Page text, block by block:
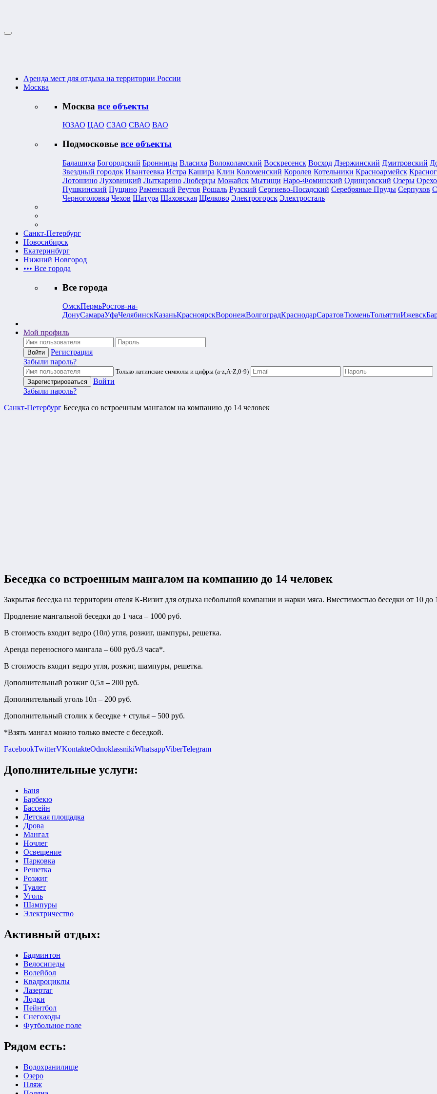
Аренда мест для отдыха на территории России
Москва
Москва все объекты
ЮЗАО ЦАО СЗАО СВАО ВАО
Подмосковье все объекты
Балашиха Богородский Бронницы Власиха Волоколамский Воскресенск Восход Дзержинский Дмитровский
Звездный городок Ивантеевка Истра Кашира Клин Коломенский Королев Котельники Красноармейск
Лотошино Луховицкий Лыткарино Люберцы Можайск Мытищи Наро-Фоминский Одинцовский Озеры
Пушкинский Пущино Раменский Реутов Рошаль Рузский Сергиево-Посадский Серебряные Пруды Серпухов
Черноголовка Чехов Шатура Шаховская Щелково Электрогорск Электросталь
Санкт-Петербург
Новосибирск
Екатеринбург
Нижний Новгород
••• Все города
Все города
ОмскПермьРостов-на-
ДонуСамараУфаЧелябинскКазаньКрасноярскВоронежВолгоградКраснодарСаратовТюменьТольяттиИжевск
Мой профиль
Регистрация
Забыли пароль?
Только латинские символы и цифры (a-z,A-Z,0-9)
Войти
Забыли пароль?
Санкт-Петербург Беседка со встроенным мангалом на компанию до 14 человек
Беседка со встроенным мангалом на компанию до 14 человек
Закрытая беседка на территории отеля К-Визит для отдыха небольшой компании и жарки мяса. Вместимостью беседки от 10 до
Продление мангальной беседки до 1 часа – 1000 руб.
В стоимость входит ведро (10л) угля, розжиг, шампуры, решетка.
Аренда переносного мангала – 600 руб./3 часа*.
В стоимость входит ведро угля, розжиг, шампуры, решетка.
Дополнительный розжиг 0,5л – 200 руб.
Дополнительный уголь 10л – 200 руб.
Дополнительный столик к беседке + стулья – 500 руб.
*Взять мангал можно только вместе с беседкой.
FacebookTwitterVKontakteOdnoklassnikiWhatsappViberTelegram
Дополнительные услуги:
Баня
Барбекю
Бассейн
Детская площадка
Дрова
Мангал
Ночлег
Освещение
Парковка
Решетка
Розжиг
Туалет
Уголь
Шампуры
Электричество
Активный отдых:
Бадминтон
Велосипеды
Волейбол
Квадроциклы
Лазертаг
Лодки
Пейнтбол
Снегоходы
Футбольное поле
Рядом есть:
Водохранилище
Озеро
Пляж